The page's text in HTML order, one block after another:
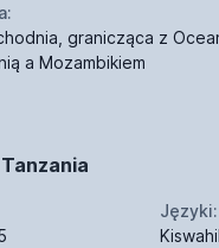
granicząca z
a Mozambikiem
Języki: